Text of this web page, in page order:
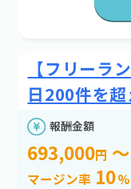
【フリーラ
日200件を
報酬金額
693,000円
マージン率 10%